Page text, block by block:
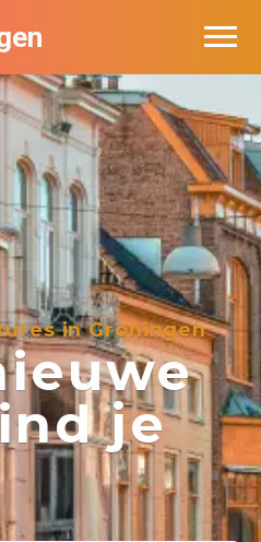
in Groningen
je
Groningen